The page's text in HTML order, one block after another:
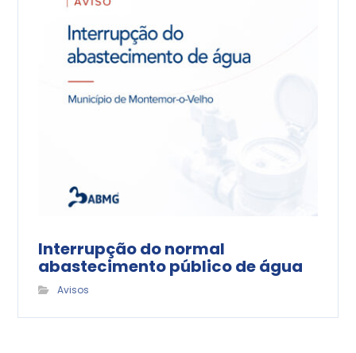
Interrupção do normal
abastecimento público de água
Avisos